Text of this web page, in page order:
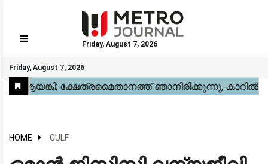
Friday, August 7, 2026
Friday, August 7, 2026
GO
Home
Kerala
National
Gulf
World
Sports
Movies
Health
Automobile
Travel
Education
Novel
Business
Technology
Webstory
HOME GULF